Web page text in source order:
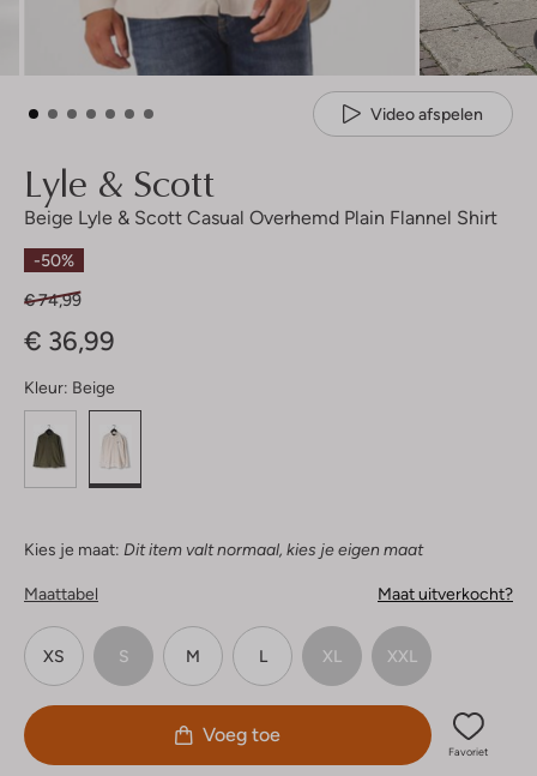
Video afspelen
Lyle & Scott
Beige Lyle & Scott Casual Overhemd Plain Flannel Shirt
-50%
€ 74,99
€ 36,99
Kleur: Beige
Kies je maat: Dit item valt normaal, kies je eigen maat
Maattabel Maat uitverkocht?
XS S M L XL XXL
Voeg toe
Favoriet